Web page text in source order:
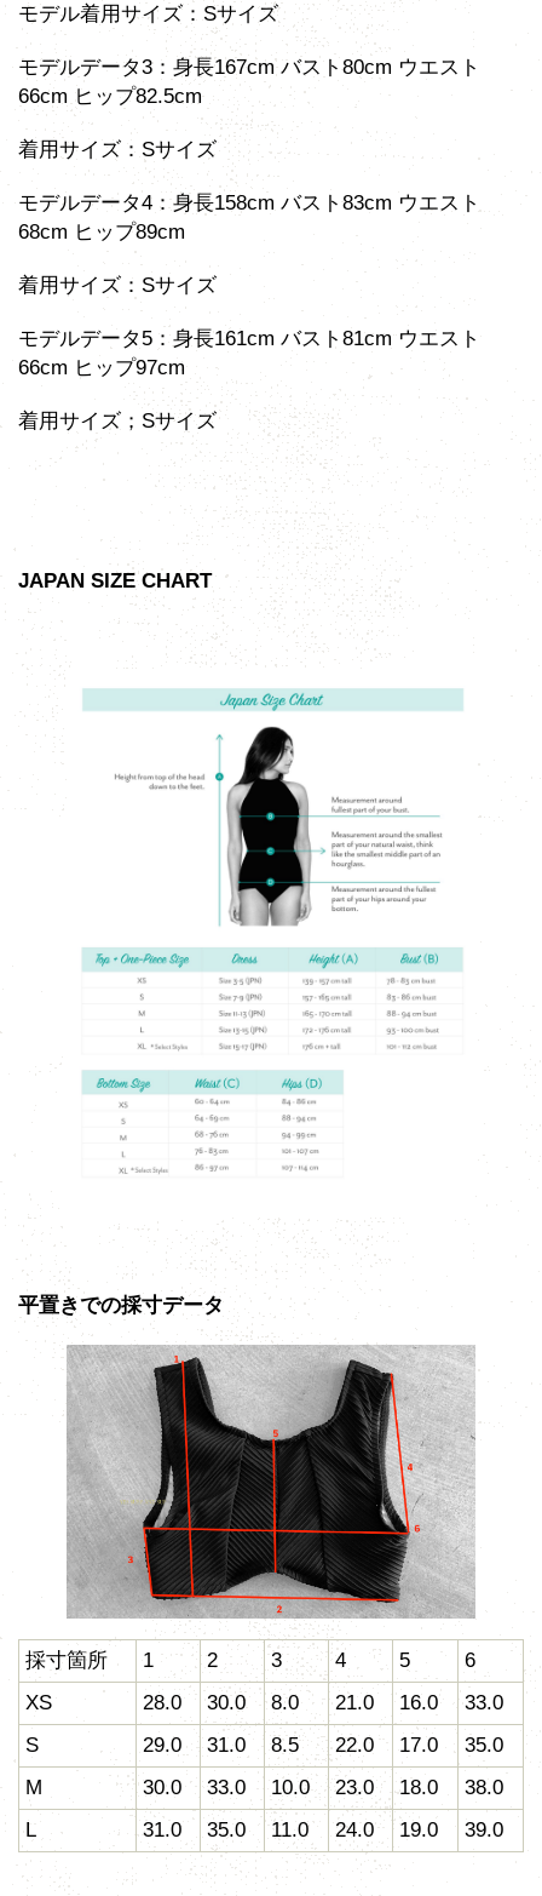
モデル着用サイズ：Sサイズ
モデルデータ3：身長167cm バスト80cm ウエスト
66cm ヒップ82.5cm
着用サイズ：Sサイズ
モデルデータ4：身長158cm バスト83cm ウエスト
68cm ヒップ89cm
着用サイズ：Sサイズ
モデルデータ5：身長161cm バスト81cm ウエスト
66cm ヒップ97cm
着用サイズ；Sサイズ
JAPAN SIZE CHART
平置きでの採寸データ
採寸箇所 1 2 3 4 5
6
XS
28.0 30.0 8.0 21.0 16.0
33.0
S
29.0 31.0 8.5 22.0 17.0
35.0
M
30.0 33.0 10.0 23.0 18.0
38.0
L
31.0 35.0 11.0 24.0 19.0 39.0